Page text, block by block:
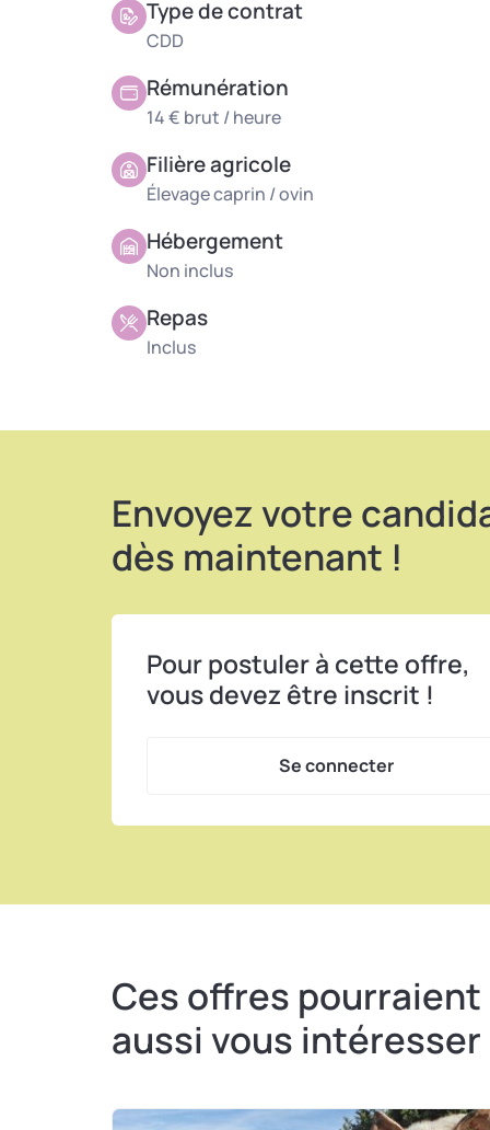
Type de contrat
CDD
Rémunération
14 € brut / heure
Filière agricole
Élevage caprin / ovin
Hébergement
Non inclus
Repas
Inclus
Envoyez votre
dès maintenant !
Pour postuler à cette offre,
vous devez être inscrit !
Se connecter
Ces offres pourraient
aussi vous intéresser